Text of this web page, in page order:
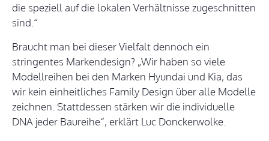
die speziell auf die lokalen Verhältnisse zugeschnitten
sind.“
Braucht man bei dieser Vielfalt dennoch ein
stringentes Markendesign? „Wir haben so viele
Modellreihen bei den Marken Hyundai und Kia, das
wir kein einheitliches Family Design über alle Modelle
zeichnen. Stattdessen stärken wir die individuelle
DNA jeder Baureihe“, erklärt Luc Donckerwolke.